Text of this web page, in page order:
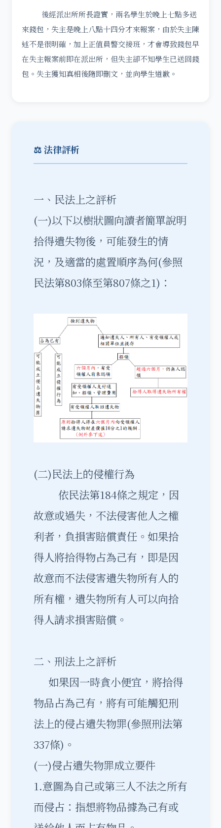
後經派出所所長證實，兩名學生於晚上七點多送
來錢包，失主是晚上八點十四分才來報案，由於失主陳
述不是很明確，加上正值員警交接班，才會導致錢包早
在失主報案前即在派出所，但失主卻不知學生已送回錢
包。失主獲知真相後隨即刪文，並向學生道歉。
⚖️ 法律評析
一、民法上之評析
(一)以下以樹狀圖向讀者簡單說明
拾得遺失物後，可能發生的情
況，及適當的處置順序為何(參照
民法第803條至第807條之1)：
(二)民法上的侵權行為
依民法第184條之規定，因
故意或過失，不法侵害他人之權
利者，負損害賠償責任。如果拾
得人將拾得物占為己有，即是因
故意而不法侵害遺失物所有人的
所有權，遺失物所有人可以向拾
得人請求損害賠償。
二、刑法上之評析
如果因一時貪小便宜，將拾得
物品占為己有，將有可能觸犯刑
法上的侵占遺失物罪(參照刑法第
337條)。
(一)侵占遺失物罪成立要件
1.意圖為自己或第三人不法之所有
而侵占：指想將物品據為己有或